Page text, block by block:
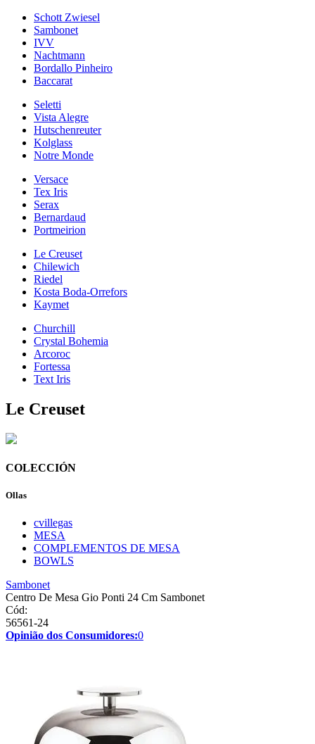
Schott Zwiesel
Sambonet
IVV
Nachtmann
Bordallo Pinheiro
Baccarat
Seletti
Vista Alegre
Hutschenreuter
Kolglass
Notre Monde
Versace
Tex Iris
Serax
Bernardaud
Portmeirion
Le Creuset
Chilewich
Riedel
Kosta Boda-Orrefors
Kaymet
Churchill
Crystal Bohemia
Arcoroc
Fortessa
Text Iris
Le Creuset
COLECCIÓN
Ollas
cvillegas
MESA
COMPLEMENTOS DE MESA
BOWLS
Sambonet
Centro De Mesa Gio Ponti 24 Cm Sambonet
Cód:
56561-24
Opinião dos Consumidores:0